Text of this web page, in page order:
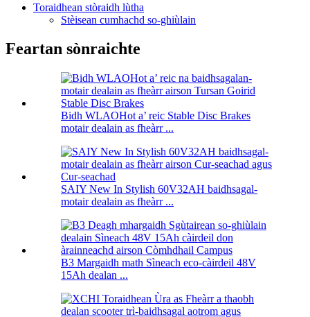
Toraidhean stòraidh lùtha
Stèisean cumhachd so-ghiùlain
Feartan sònraichte
Bidh WLAOHot a’ reic Stable Disc Brakes
motair dealain as fheàrr ...
SAIY New In Stylish 60V32AH baidhsagal-
motair dealain as fheàrr ...
B3 Margaidh math Sìneach eco-càirdeil 48V
15Ah dealan ...